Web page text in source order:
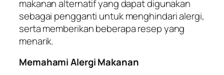
makanan alternatif yang dapat digunakan
sebagai pengganti untuk menghindari alergi,
serta memberikan beberapa resep yang
menarik.
Memahami Alergi Makanan